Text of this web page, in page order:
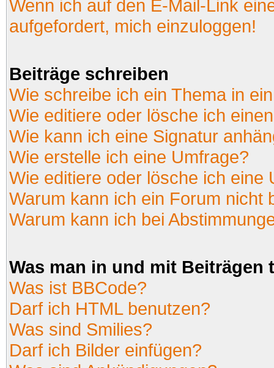
Wenn ich auf den E-Mail-Link
aufgefordert, mich einzuloggen!
Beiträge schreiben
Wie schreibe ich ein Thema in
Wie editiere oder lösche ich
Wie kann ich eine Signatur
Wie erstelle ich eine Umfrage?
Wie editiere oder lösche ich eine
Warum kann ich ein Forum nicht
Warum kann ich bei
Was man in und mit Beiträgen
Was ist BBCode?
Darf ich HTML benutzen?
Was sind Smilies?
Darf ich Bilder einfügen?